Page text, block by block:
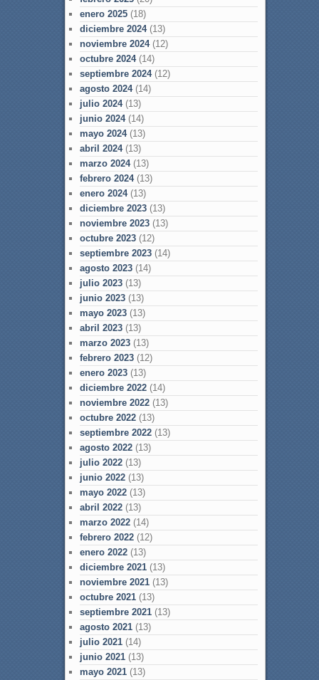
enero 2025(18)
diciembre 2024(13)
noviembre 2024(12)
octubre 2024(14)
septiembre 2024(12)
agosto 2024(14)
julio 2024(13)
junio 2024(14)
mayo 2024(13)
abril 2024(13)
marzo 2024(13)
febrero 2024(13)
enero 2024(13)
diciembre 2023(13)
noviembre 2023(13)
octubre 2023(12)
septiembre 2023(14)
agosto 2023(14)
julio 2023(13)
junio 2023(13)
mayo 2023(13)
abril 2023(13)
marzo 2023(13)
febrero 2023(12)
enero 2023(13)
diciembre 2022(14)
noviembre 2022(13)
octubre 2022(13)
septiembre 2022(13)
agosto 2022(13)
julio 2022(13)
junio 2022(13)
mayo 2022(13)
abril 2022(13)
marzo 2022(14)
febrero 2022(12)
enero 2022(13)
diciembre 2021(13)
noviembre 2021(13)
octubre 2021(13)
septiembre 2021(13)
agosto 2021(13)
julio 2021(14)
junio 2021(13)
mayo 2021(13)